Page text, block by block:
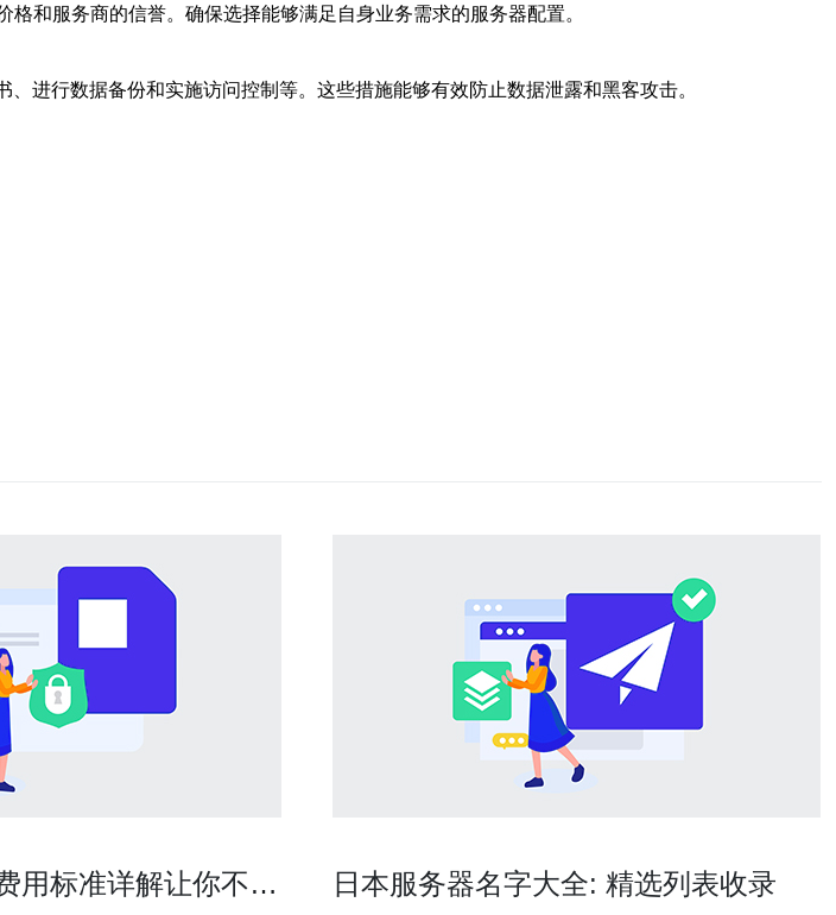
和服务商的信誉。确保选择能够满足自身业务需求的服务器配置。
进行数据备份和实施访问控制等。这些措施能够有效防止数据泄露和黑客攻击。
用标准详解让你不再
日本服务器名字大全: 精选列表收录